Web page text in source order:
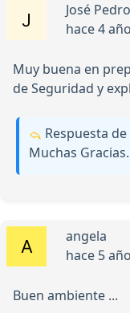
José
hace 4
Muy buena en
de Seguridad y
Respuesta de
Muchas Gracias.
angela
hace 5
Buen ambiente ...